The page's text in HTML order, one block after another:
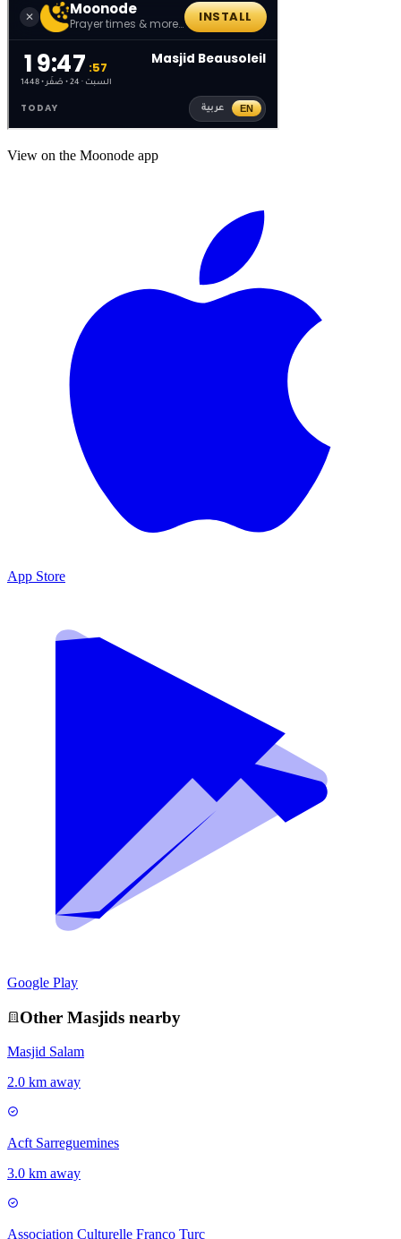
View on the Moonode app
App Store
Google Play
Other Masjids nearby
Masjid Salam
2.0 km away
Acft Sarreguemines
3.0 km away
Association Culturelle Franco Turc